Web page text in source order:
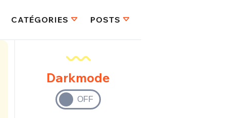
CATÉGORIES POSTS
Darkmode